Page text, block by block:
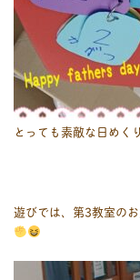
とっても素敵な日めく
遊びでは、第3教室の